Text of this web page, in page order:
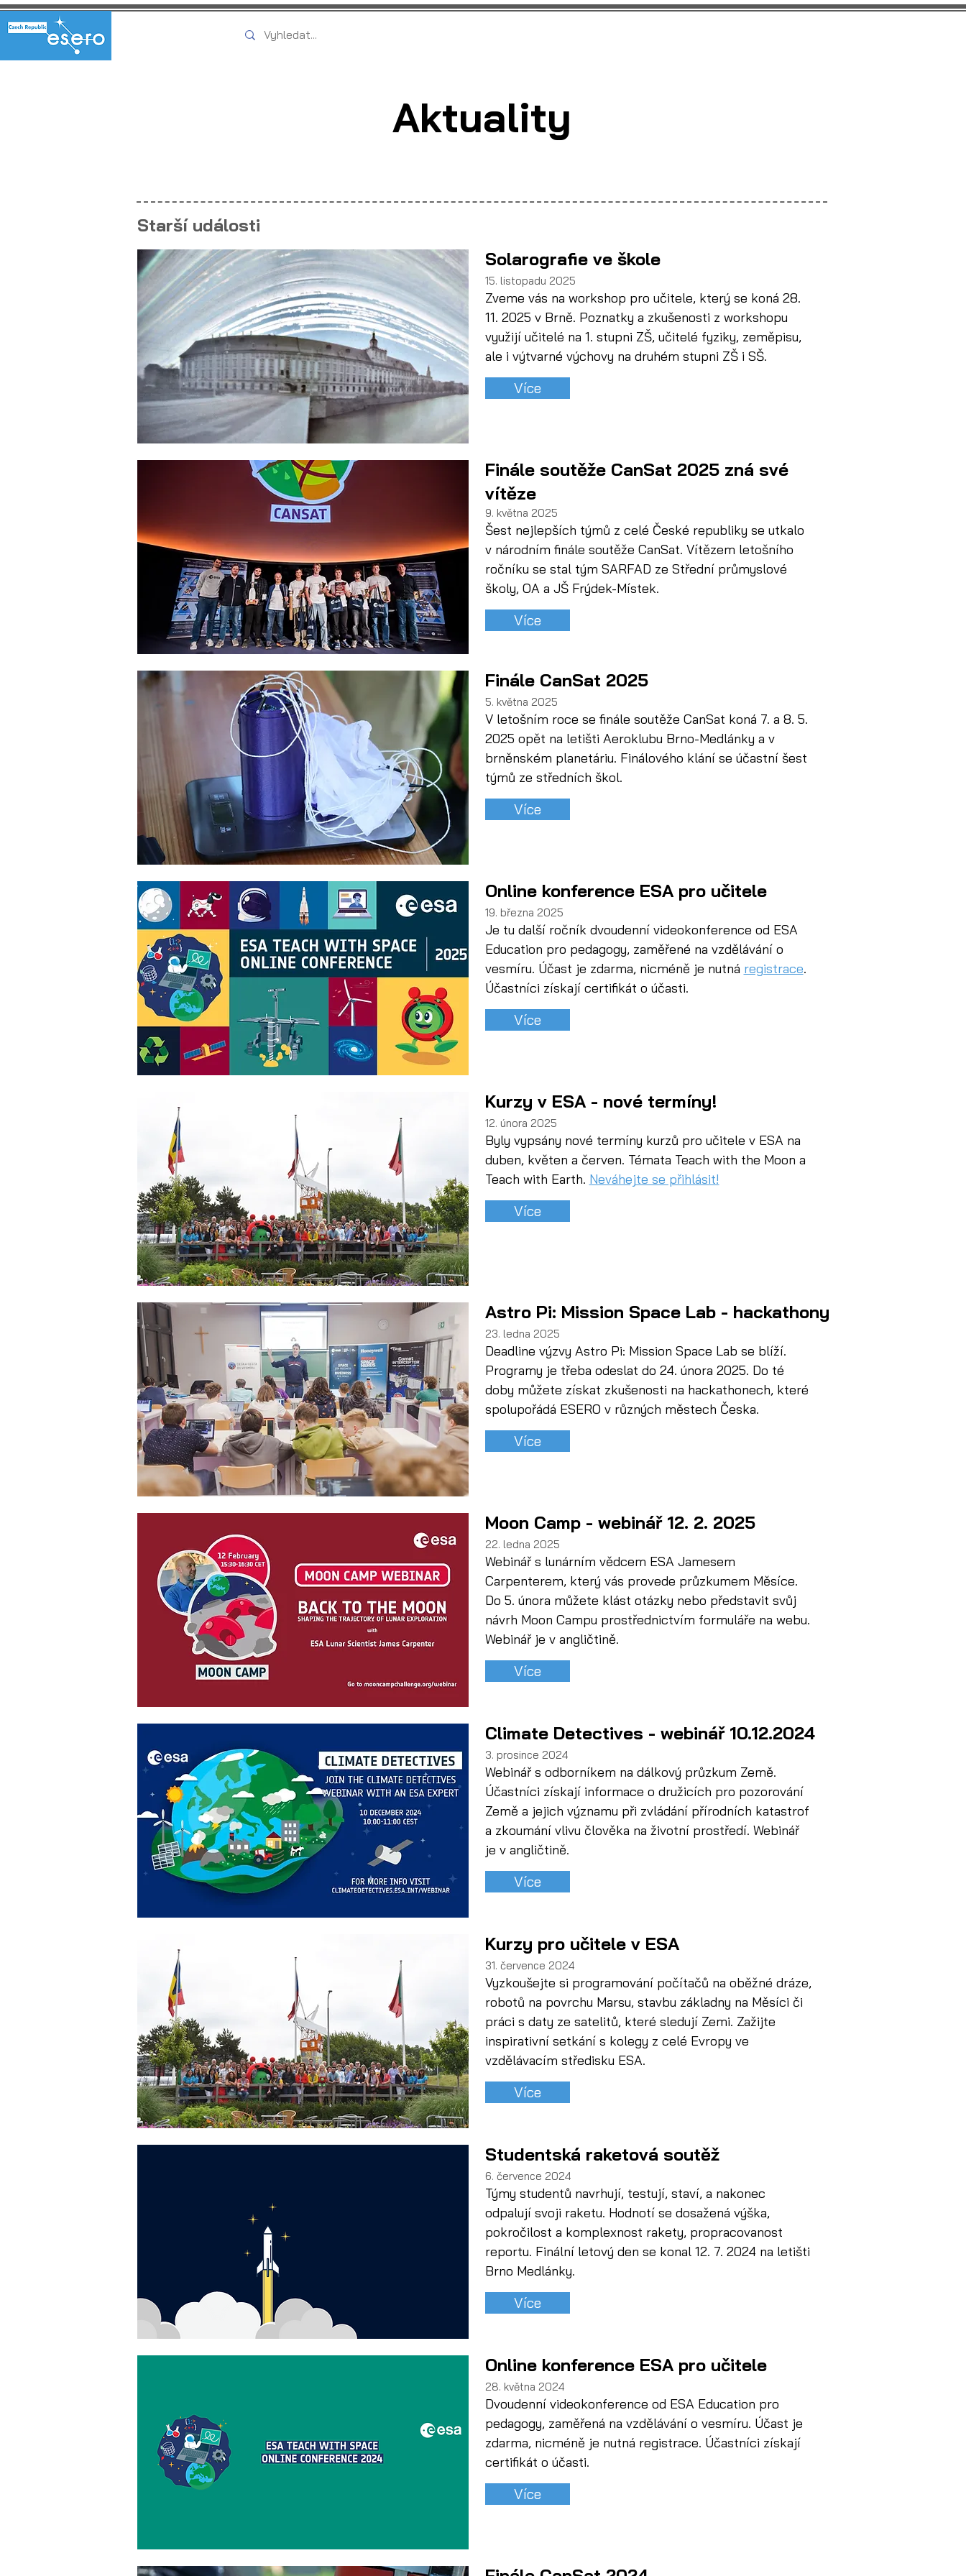
Aktuality
Starší události
Solarografie ve škole
15. listopadu 2025
Zveme vás na workshop pro učitele, který se koná 28.
11. 2025 v Brně. Poznatky a zkušenosti z workshopu
využijí učitelé na 1. stupni ZŠ, učitelé fyziky, zeměpisu,
ale i výtvarné výchovy na druhém stupni ZŠ i SŠ.
Více
Finále soutěže CanSat 2025 zná své
vítěze
9. května 2025
Šest nejlepších týmů z celé České republiky se utkalo
v národním finále soutěže CanSat. Vítězem letošního
ročníku se stal tým SARFAD ze Střední průmyslové
školy, OA a JŠ Frýdek-Místek.
Více
Finále CanSat 2025
5. května 2025
V letošním roce se finále soutěže CanSat koná 7. a 8. 5.
2025 opět na letišti Aeroklubu Brno-Medlánky a v
brněnském planetáriu. Finálového klání se účastní šest
týmů ze středních škol.
Více
Online konference ESA pro učitele
19. března 2025
Je tu další ročník dvoudenní videokonference od ESA
Education pro pedagogy, zaměřené na vzdělávání o
vesmíru. Účast je zdarma, nicméně je nutná registrace.
Účastníci získají certifikát o účasti.
Více
Kurzy v ESA - nové termíny!
12. února 2025
Byly vypsány nové termíny kurzů pro učitele v ESA na
duben, květen a červen. Témata Teach with the Moon a
Teach with Earth. Neváhejte se přihlásit!
Více
Astro Pi: Mission Space Lab - hackathony
23. ledna 2025
Deadline výzvy Astro Pi: Mission Space Lab se blíží.
Programy je třeba odeslat do 24. února 2025. Do té
doby můžete získat zkušenosti na hackathonech, které
spolupořádá ESERO v různých městech Česka.
Více
Moon Camp - webinář 12. 2. 2025
22. ledna 2025
Webinář s lunárním vědcem ESA Jamesem
Carpenterem, který vás provede průzkumem Měsíce.
Do 5. února můžete klást otázky nebo představit svůj
návrh Moon Campu prostřednictvím formuláře na webu.
Webinář je v angličtině.
Více
Climate Detectives - webinář 10.12.2024
3. prosince 2024
Webinář s odborníkem na dálkový průzkum Země.
Účastníci získají informace o družicích pro pozorování
Země a jejich významu při zvládání přírodních katastrof
a zkoumání vlivu člověka na životní prostředí. Webinář
je v angličtině.
Více
Kurzy pro učitele v ESA
31. července 2024
Vyzkoušejte si programování počítačů na oběžné dráze,
robotů na povrchu Marsu, stavbu základny na Měsíci či
práci s daty ze satelitů, které sledují Zemi. Zažijte
inspirativní setkání s kolegy z celé Evropy ve
vzdělávacím středisku ESA.
Více
Studentská raketová soutěž
6. července 2024
Týmy studentů navrhují, testují, staví, a nakonec
odpalují svoji raketu. Hodnotí se dosažená výška,
pokročilost a komplexnost rakety, propracovanost
reportu. Finální letový den se konal 12. 7. 2024 na letišti
Brno Medlánky.
Více
Online konference ESA pro učitele
28. května 2024
Dvoudenní videokonference od ESA Education pro
pedagogy, zaměřená na vzdělávání o vesmíru. Účast je
zdarma, nicméně je nutná registrace. Účastníci získají
certifikát o účasti.
Více